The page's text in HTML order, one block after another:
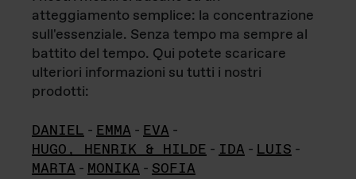
atteggiamento semplice: la concentrazione
sull'essenziale. Senza tempo ma sempre al
battito del tempo. Qui potete scaricare
ulteriori informazioni su tutti i nostri
prodotti:
DANIEL - EMMA - EVA -
HUGO, HENRIK & HILDE - IDA - LUIS -
MARTA - MONIKA - SOFIA